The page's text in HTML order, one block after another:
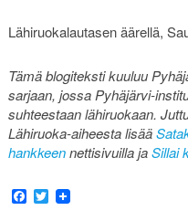
Lähiruokalautasen äärellä,
Tämä blogiteksti kuuluu
sarjaan, jossa Pyhäjärvi-
suhteestaan lähiruokaan.
Lähiruoka-aiheesta lisää
hankkeennettisivuilla jaSillai
Facebook
Twitter